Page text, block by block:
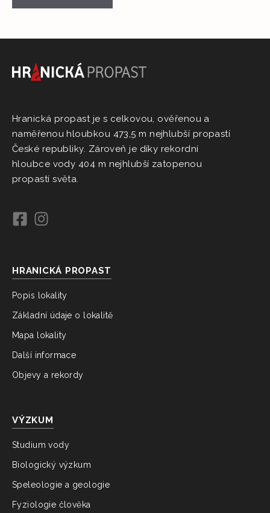
Hranická propast je s celkovou, ověřenou a
naměřenou hloubkou 473,5 m nejhlubší propastí
České republiky. Zároveň je díky rekordní
hloubce vody 404 m nejhlubší zatopenou
propastí světa.
HRANICKÁ PROPAST
Popis lokality
Základní údaje o lokalitě
Mapa lokality
Další informace
Objevy a rekordy
VÝZKUM
Studium vody
Biologický výzkum
Speleologie a geologie
Fyziologie člověka